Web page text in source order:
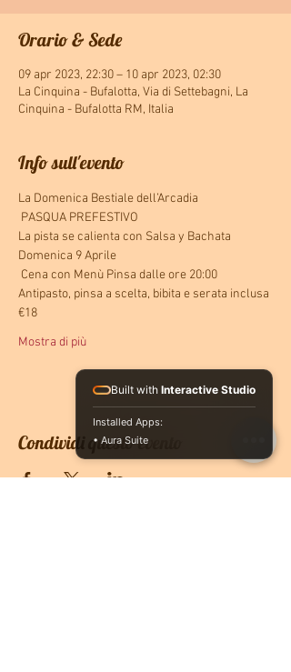
Orario & Sede
09 apr 2023, 22:30 – 10 apr 2023, 02:30
La Cinquina - Bufalotta, Via di Settebagni, La
Cinquina - Bufalotta RM, Italia
Info sull'evento
La Domenica Bestiale dell’Arcadia
PASQUA PREFESTIVO
La pista se calienta con Salsa y Bachata
Domenica 9 Aprile
Cena con Menù Pinsa dalle ore 20:00
Antipasto, pinsa a scelta, bibita e serata inclusa
€18
Mostra di più
Condividi questo evento
Built with Interactive Studio
Installed Apps:
• Aura Suite